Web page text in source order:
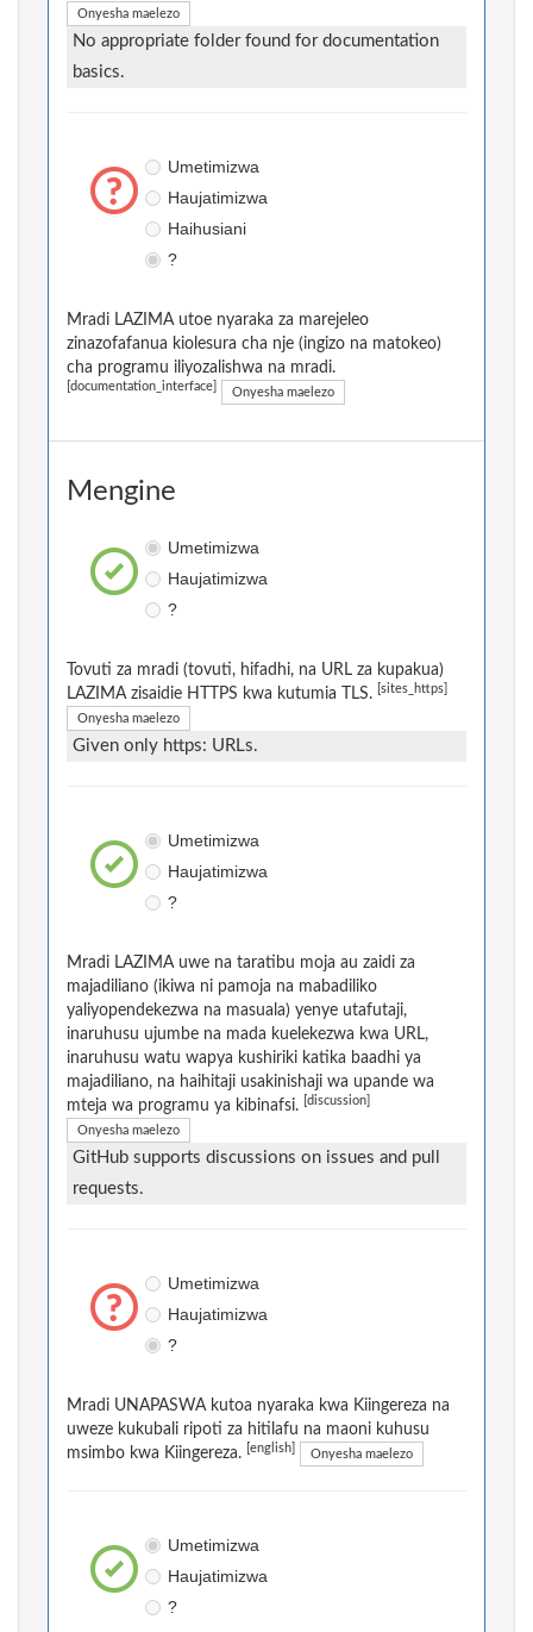
Onyesha maelezo
No appropriate folder found for documentation
basics.
Umetimizwa
Haujatimizwa
Haihusiani
?
Mradi LAZIMA utoe nyaraka za marejeleo
zinazofafanua kiolesura cha nje (ingizo na matokeo)
cha programu iliyozalishwa na mradi.
[documentation_interface] Onyesha maelezo
Mengine
Umetimizwa
Haujatimizwa
?
Tovuti za mradi (tovuti, hifadhi, na URL za kupakua)
LAZIMA zisaidie HTTPS kwa kutumia TLS.
[sites_https]
Onyesha maelezo
Given only https: URLs.
Umetimizwa
Haujatimizwa
?
Mradi LAZIMA uwe na taratibu moja au zaidi za
majadiliano (ikiwa ni pamoja na mabadiliko
yaliyopendekezwa na masuala) yenye utafutaji,
inaruhusu ujumbe na mada kuelekezwa kwa URL,
inaruhusu watu wapya kushiriki katika baadhi ya
majadiliano, na haihitaji usakinishaji wa upande wa
mteja wa programu ya kibinafsi.
[discussion]
Onyesha maelezo
GitHub supports discussions on issues and pull
requests.
Umetimizwa
Haujatimizwa
?
Mradi UNAPASWA kutoa nyaraka kwa Kiingereza na
uweze kukubali ripoti za hitilafu na maoni kuhusu
msimbo kwa Kiingereza.
[english] Onyesha maelezo
Umetimizwa
Haujatimizwa
?